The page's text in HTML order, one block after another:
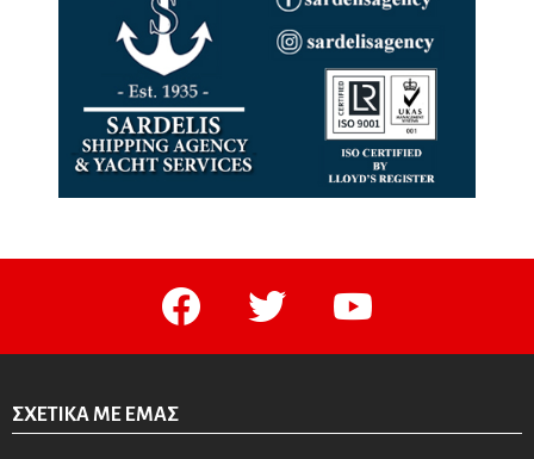
facebook twitter
ΣΧΕΤΙΚΆ ΜΕ ΕΜΆΣ